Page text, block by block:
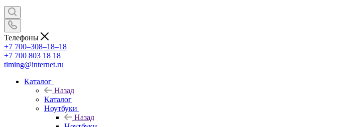
Телефоны
+7 700‒308‒18‒18
+7 700 803 18 18
timing@internet.ru
Каталог
Назад
Каталог
Ноутбуки
Назад